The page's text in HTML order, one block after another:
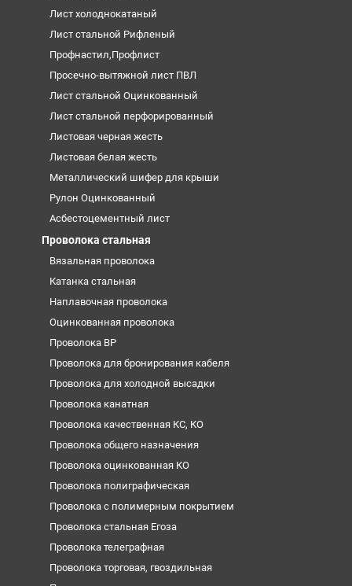
Лист холоднокатаный
Лист стальной Рифленый
Профнастил,Профлист
Просечно-вытяжной лист ПВЛ
Лист стальной Оцинкованный
Лист стальной перфорированный
Листовая черная жесть
Листовая белая жесть
Металлический шифер для крыши
Рулон Оцинкованный
Асбестоцементный лист
Проволока стальная
Вязальная проволока
Катанка стальная
Наплавочная проволока
Оцинкованная проволока
Проволока ВР
Проволока для бронирования кабеля
Проволока для холодной высадки
Проволока канатная
Проволока качественная КС, КО
Проволока общего назначения
Проволока оцинкованная КО
Проволока полиграфическая
Проволока с полимерным покрытием
Проволока стальная Егоза
Проволока телеграфная
Проволока торговая, гвоздильная